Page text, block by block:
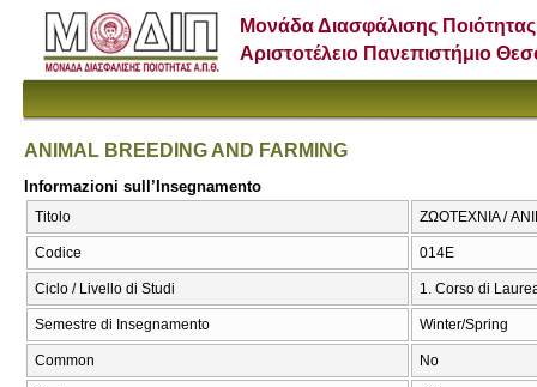
Μονάδα Διασφάλισης Ποιότητας
Αριστοτέλειο Πανεπιστήμιο
ANIMAL BREEDING AND FARMING
Informazioni sull’Insegnamento
Titolo ΖΩΟΤΕΧΝΙΑ /
Codice 014Ε
Ciclo / Livello di Studi 1. Corso di
Semestre di Insegnamento Winter/Spring
Common No